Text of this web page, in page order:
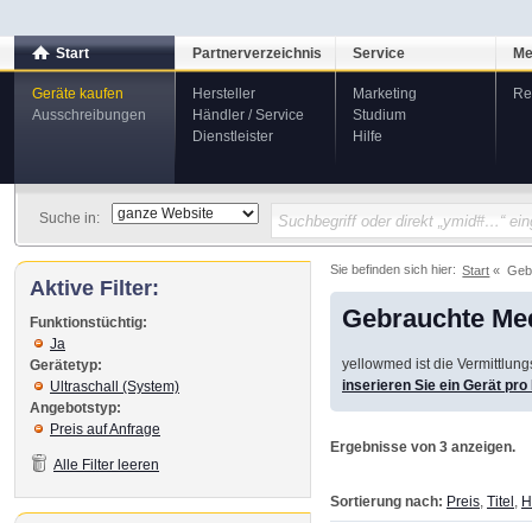
Start
Geräte kaufen
Ausschreibungen
Partnerverzeichnis
Hersteller
Händler / Service
Dienstleister
Service
Marketing
Studium
Hilfe
Suche in:
Sie befinden sich hier: Start
Gebrauchte
yellowmed ist die
inserieren Sie ein Gerät
Ergebnisse von 3 anzeigen.
Sortierung nach: Preis Titel
Aktive Filter:
Funktionstüchtig:
Ja
Gerätetyp:
Ultraschall (System)
Angebotstyp:
Preis auf Anfrage
Alle Filter leeren